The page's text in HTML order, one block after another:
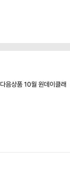
다음상품 10월 원데이클래